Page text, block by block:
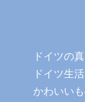
ドイツの
ドイツ生
かわいい